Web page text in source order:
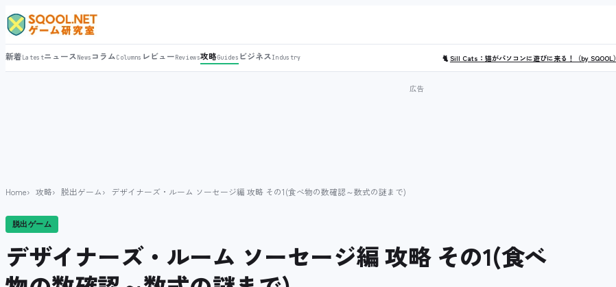
新着LatestニュースNews コラムColumns レビューReviews攻略Guides ビジネスIndustry 🐈Sill Cats：猫がパソコンに遊びに来る！（by SQOOL）
Home 攻略 脱出ゲーム デザイナーズ・ルーム ソーセージ編 攻略 その1(食べ物の数確認～数式の謎まで)
脱出ゲーム
デザイナーズ・ルーム ソーセージ編 攻略 その1(食べ